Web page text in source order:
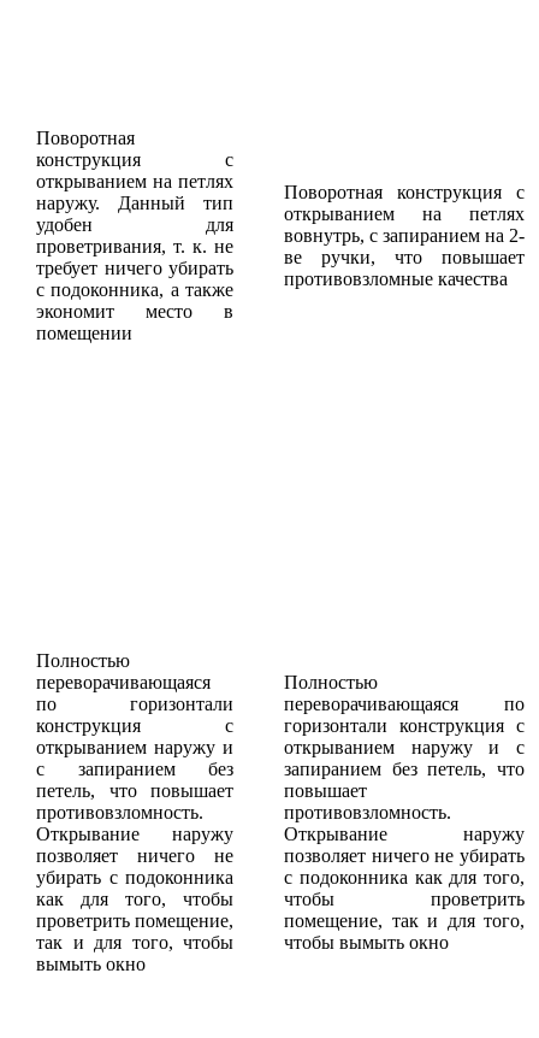
Поворотная
конструкция с
открыванием на петлях
наружу. Данный тип
удобен для
проветривания, т. к. не
требует ничего убирать
с подоконника, а также
экономит место в
помещении
Поворотная конструкция с
открыванием на петлях
вовнутрь, с запиранием на 2-
ве ручки, что повышает
противовзломные качества
Полностью
переворачивающаяся
по горизонтали
конструкция с
открыванием наружу и
с запиранием без
петель, что повышает
противовзломность.
Открывание наружу
позволяет ничего не
убирать с подоконника
как для того, чтобы
проветрить помещение,
так и для того, чтобы
вымыть окно
Полностью
переворачивающаяся по
горизонтали конструкция с
открыванием наружу и с
запиранием без петель, что
повышает
противовзломность.
Открывание наружу
позволяет ничего не убирать
с подоконника как для того,
чтобы проветрить
помещение, так и для того,
чтобы вымыть окно